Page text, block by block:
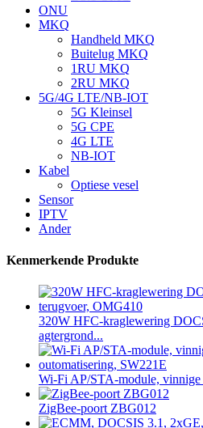
ONU
MKQ
Handheld MKQ
Buitelug MKQ
1RU MKQ
2RU MKQ
5G/4G LTE/NB-IOT
5G Kleinsel
5G CPE
4G LTE
NB-IOT
Kabel
Optiese vesel
Sensor
IPTV
Ander
Kenmerkende Produkte
320W HFC-kraglewering
agtergrond...
Wi-Fi AP/STA-module,
ZigBee-poort ZBG012